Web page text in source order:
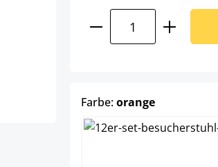
Produkt Anzahl:
Farbe:orangeauswählen